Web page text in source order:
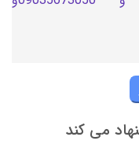
می کند